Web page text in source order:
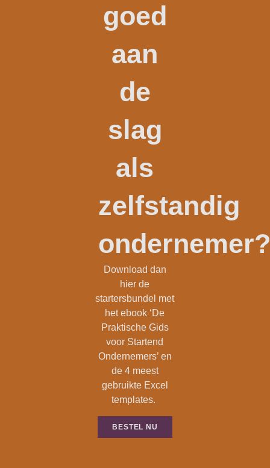
goed
aan
de
slag
als
zelfstandig
Download dan
hier de
startersbundel met
het ebook ‘De
Praktische Gids
voor Startend
Ondernemers’ en
de 4 meest
gebruikte Excel
templates.
BESTEL NU